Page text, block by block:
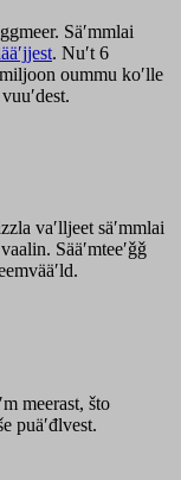
Säʹmmlai
. Nuʹt 6
miljoon oummu koʹlle
vaʹlljeet säʹmmlai
Sääʹmteeʹǧǧ
meerast, što
puäʹđlvest.